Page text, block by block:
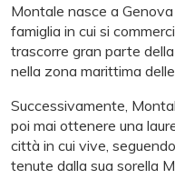
Montale nasce a
famiglia in cui si
trascorre gran parte
nella zona marittima
Successivamente,
poi mai ottenere una
città in cui vive,
tenute dalla sua sorella